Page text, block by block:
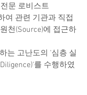
문 로비스트
여 관련 기관과 직접
천(Source)에 접근하
는 고난도의 '심층 실
를 수행하였